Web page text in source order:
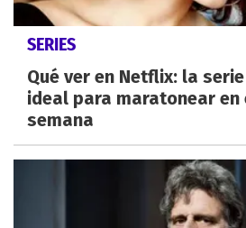
SERIES
Qué ver en Netflix: la
ideal para maratonear en
semana